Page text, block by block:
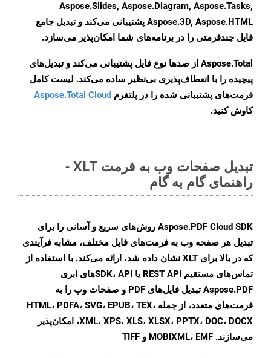
Aspose.Slides, Aspose.Diagram, Aspose.Tasks,
Aspose.3D, Aspose.HTML پشتیبانی می‌کند و تبدیل جامع
فایل چندفرمتی را در برنامه‌های شما امکان‌پذیر می‌سازد.
Aspose.Total از صدها نوع فایل پشتیبانی می‌کند و تبدیل‌های
پیچیده را با انعطاف‌پذیری بی‌نظیر ساده می‌کند. لیست کامل
فرمت‌های پشتیبانی شده را در پلتفرم Aspose.Total Cloud
کاوش کنید.
تبدیل صفحات وب به فرمت XLT -
راهنمای گام به گام
Aspose.PDF Cloud SDK روش‌های سریع و آسانی را برای
تبدیل هر صفحه وب به فرمت‌های فایل مختلف، مشابه فرآیندی
که در بالا برای XLT نشان داده شد، ارائه می‌کند. با استفاده از
تماس‌های مستقیم REST API یا SDK، API‌های ابری
Aspose.PDF تبدیل فایل‌های PDF و صفحات وب را به
فرمت‌های متعدد، از جمله HTML، PDFA، SVG، EPUB، TEX،
XML، XPS، XLS، XLSX، PPTX، DOC، DOCX، امکان‌پذیر
می‌سازند. MOBIXML، EMF و TIFF